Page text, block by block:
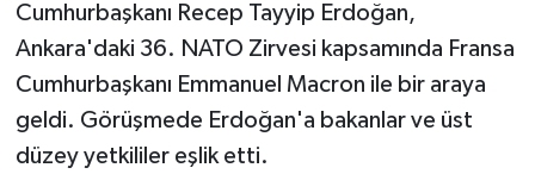
Cumhurbaşkanı Recep Tayyip Erdoğan,
Ankara'daki 36. NATO Zirvesi kapsamında Fransa
Cumhurbaşkanı Emmanuel Macron ile bir araya
geldi. Görüşmede Erdoğan'a bakanlar ve üst
düzey yetkililer eşlik etti.